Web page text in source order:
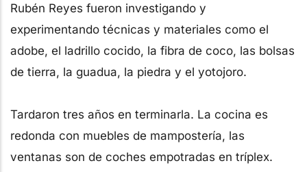
Rubén Reyes fueron investigando y
experimentando técnicas y materiales como el
adobe, el ladrillo cocido, la fibra de coco, las bolsas
de tierra, la guadua, la piedra y el yotojoro.
Tardaron tres años en terminarla. La cocina es
redonda con muebles de mampostería, las
ventanas son de coches empotradas en tríplex.